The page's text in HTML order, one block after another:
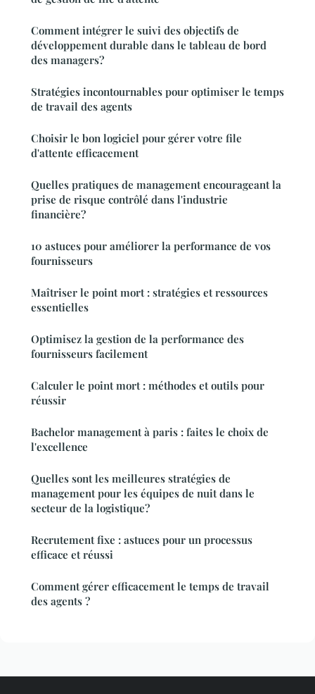
Comment intégrer le suivi des objectifs de
développement durable dans le tableau de bord
des managers?
Stratégies incontournables pour optimiser le temps
de travail des agents
Choisir le bon logiciel pour gérer votre file
d'attente efficacement
Quelles pratiques de management encourageant la
prise de risque contrôlé dans l'industrie
financière?
10 astuces pour améliorer la performance de vos
fournisseurs
Maîtriser le point mort : stratégies et ressources
essentielles
Optimisez la gestion de la performance des
fournisseurs facilement
Calculer le point mort : méthodes et outils pour
réussir
Bachelor management à paris : faites le choix de
l'excellence
Quelles sont les meilleures stratégies de
management pour les équipes de nuit dans le
secteur de la logistique?
Recrutement fixe : astuces pour un processus
efficace et réussi
Comment gérer efficacement le temps de travail
des agents ?